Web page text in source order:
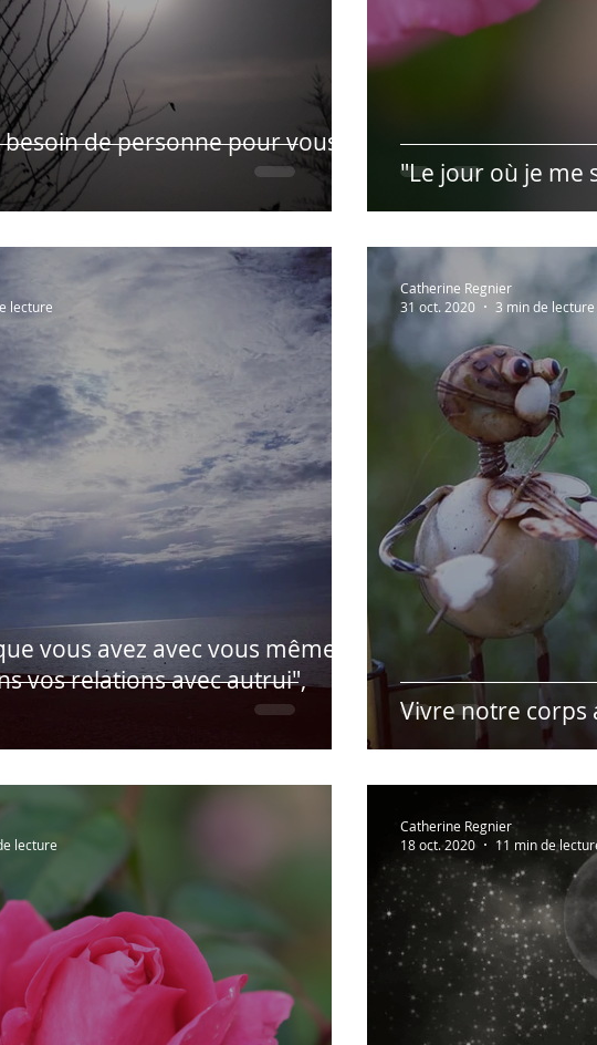
de personne pour vous
"Le jour où je me
vous avez avec vous même
vos relations avec autrui",
lecture
Vivre notre
Catherine Regnier
31 oct. 2020
3 min de lecture
lecture
Catherine Regnier
18 oct. 2020
11 min de